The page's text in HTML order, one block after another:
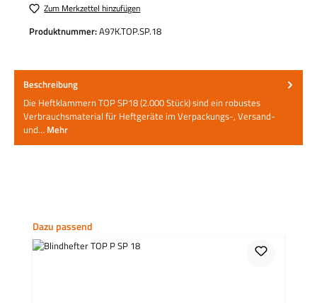
Zum Merkzettel hinzufügen
Produktnummer:A97K.TOP.SP.18
Beschreibung
Die Heftklammern TOP SP18 (2.000 Stück) sind ein robustes
Verbrauchsmaterial für Heftgeräte im Verpackungs-, Versand-
und… Mehr
Produktgalerie überspringen
Dazu passend